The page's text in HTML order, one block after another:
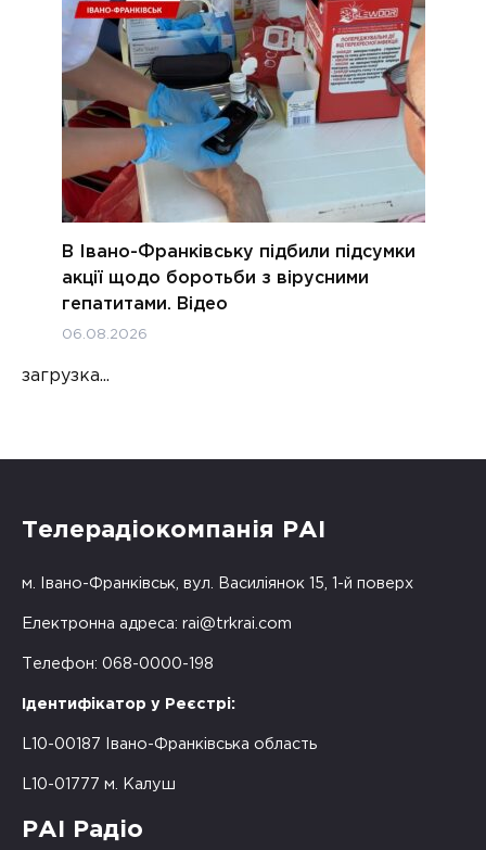
В Івано-Франківську підбили підсумки
акції щодо боротьби з вірусними
гепатитами. Відео
06.08.2026
загрузка...
Телерадіокомпанія РАІ
м. Івано-Франківськ, вул. Василіянок 15, 1-й поверх
Електронна адреса: rai@trkrai.com
Телефон: 068-0000-198
Ідентифікатор у Реєстрі:
L10-00187 Івано-Франківська область
L10-01777 м. Калуш
РАІ Радіо